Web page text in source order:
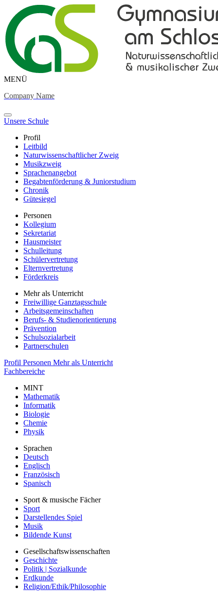
MENÜ
Company Name
Unsere Schule
Profil
Leitbild
Naturwissenschaftlicher Zweig
Musikzweig
Sprachenangebot
Begabtenförderung & Juniorstudium
Chronik
Gütesiegel
Personen
Kollegium
Sekretariat
Hausmeister
Schulleitung
Schülervertretung
Elternvertretung
Förderkreis
Mehr als Unterricht
Freiwillige Ganztagsschule
Arbeitsgemeinschaften
Berufs- & Studienorientierung
Prävention
Schulsozialarbeit
Partnerschulen
Profil Personen Mehr als Unterricht
Fachbereiche
MINT
Mathematik
Informatik
Biologie
Chemie
Physik
Sprachen
Deutsch
Englisch
Französisch
Spanisch
Sport & musische Fächer
Sport
Darstellendes Spiel
Musik
Bildende Kunst
Gesellschaftswissenschaften
Geschichte
Politik | Sozialkunde
Erdkunde
Religion/Ethik/Philosophie